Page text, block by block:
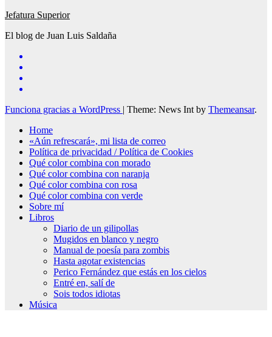
Jefatura Superior
El blog de Juan Luis Saldaña
Funciona gracias a WordPress | Theme: News Int by Themeansar.
Home
«Aún refrescará», mi lista de correo
Política de privacidad / Política de Cookies
Qué color combina con morado
Qué color combina con naranja
Qué color combina con rosa
Qué color combina con verde
Sobre mí
Libros
Diario de un gilipollas
Mugidos en blanco y negro
Manual de poesía para zombis
Hasta agotar existencias
Perico Fernández que estás en los cielos
Entré en, salí de
Sois todos idiotas
Música